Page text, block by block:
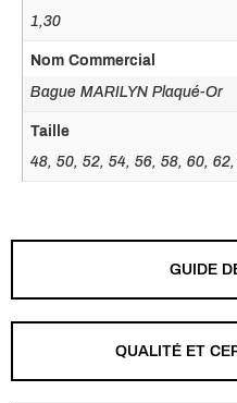
GUIDE
QUALITÉ ET
1,30
Nom Commercial
Bague MARILYN Plaqué-Or
Taille
48, 50, 52, 54, 56, 58, 60,